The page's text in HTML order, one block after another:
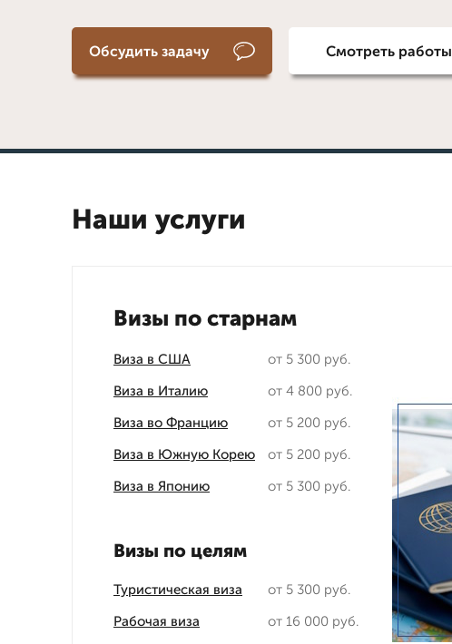
Обсудить задачу Смотреть работы
Наши услуги
Визы по старнам
Виза в США
от 5 300 руб.
Виза в Италию
от 4 800 руб.
Виза во Францию
от 5 200 руб.
Виза в Южную Корею
от 5 200 руб.
Виза в Японию
от 5 300 руб.
Визы по целям
Туристическая виза
от 5 300 руб.
Рабочая виза
от 16 000 руб.